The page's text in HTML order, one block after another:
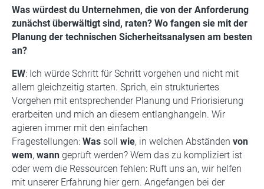
Was würdest du Unternehmen, die von der Anforderung
zunächst überwältigt sind, raten? Wo fangen sie mit der
Planung der technischen Sicherheitsanalysen am besten
an?
EW: Ich würde Schritt für Schritt vorgehen und nicht mit
allem gleichzeitig starten. Sprich, ein strukturiertes
Vorgehen mit entsprechender Planung und Priorisierung
erarbeiten und mich an diesem entlanghangeln. Wir
agieren immer mit den einfachen
Fragestellungen: Was soll wie, in welchen Abständen von
wem, wann geprüft werden? Wem das zu kompliziert ist
oder wem die Ressourcen fehlen: Ruft uns an, wir helfen
mit unserer Erfahrung hier gern. Angefangen bei der